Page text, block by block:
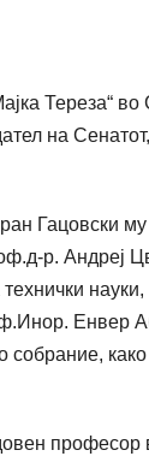
Тереза“
на
Гацовски
р. Андреј
Енвер
собрание,
професор